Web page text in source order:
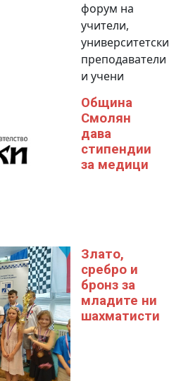
форум на
учители,
университетски
преподаватели
и учени
Община
Смолян
дава
стипендии
за медици
Злато,
сребро и
бронз за
младите ни
шахматисти